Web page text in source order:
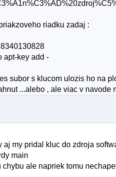
riadku zadaj :
apt-key add -
subor s klucom ulozis ho na
...alebo , ale viac v navode
my pridal kluc do zdroja
main
ale napriek tomu